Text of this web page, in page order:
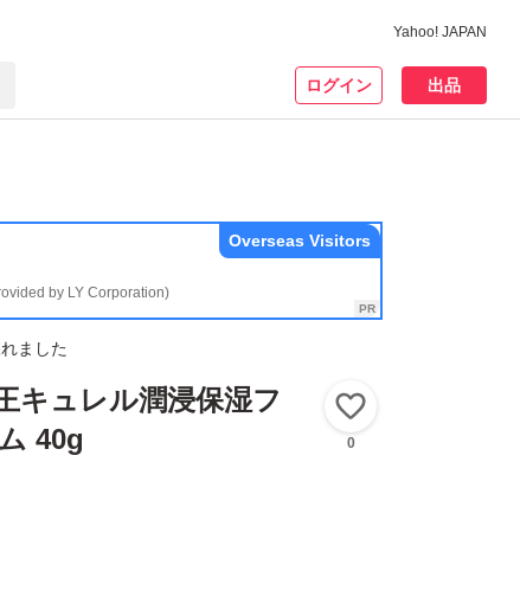
Yahoo! JAPAN
ログイン 出品
by LY Corporation)
Overseas Visitors
ました
キュレル潤浸保湿フ
40g
0